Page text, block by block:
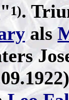
"1).
als